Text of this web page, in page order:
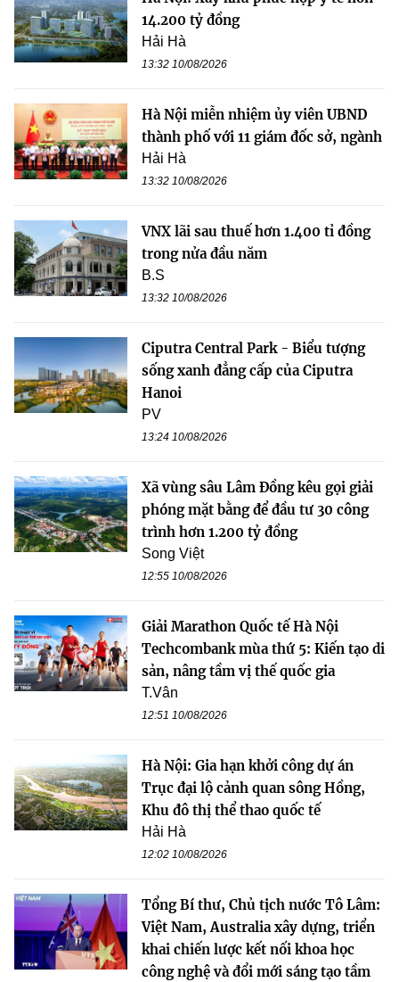
14.200 tỷ đồng
Hải Hà
13:32 10/08/2026
Hà Nội miễn nhiệm ủy viên UBND
thành phố với 11 giám đốc sở, ngành
Hải Hà
13:32 10/08/2026
VNX lãi sau thuế hơn 1.400 tỉ đồng
trong nửa đầu năm
B.S
13:32 10/08/2026
Ciputra Central Park - Biểu tượng
sống xanh đẳng cấp của Ciputra
Hanoi
PV
13:24 10/08/2026
Xã vùng sâu Lâm Đồng kêu gọi giải
phóng mặt bằng để đầu tư 30 công
trình hơn 1.200 tỷ đồng
Song Việt
12:55 10/08/2026
Giải Marathon Quốc tế Hà Nội
Techcombank mùa thứ 5: Kiến tạo di
sản, nâng tầm vị thế quốc gia
T.Vân
12:51 10/08/2026
Hà Nội: Gia hạn khởi công dự án
Trục đại lộ cảnh quan sông Hồng,
Khu đô thị thể thao quốc tế
Hải Hà
12:02 10/08/2026
Tổng Bí thư, Chủ tịch nước Tô Lâm:
Việt Nam, Australia xây dựng, triển
khai chiến lược kết nối khoa học
công nghệ và đổi mới sáng tạo tầm